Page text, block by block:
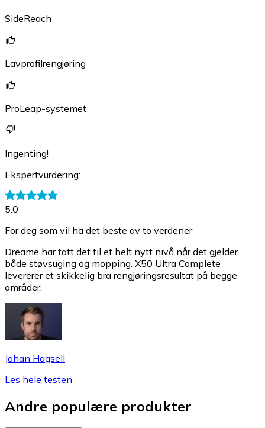
SideReach
Lavprofilrengjøring
ProLeap-systemet
Ingenting!
Ekspertvurdering:
5.0
For deg som vil ha det beste av to verdener
Dreame har tatt det til et helt nytt nivå når det gjelder
både støvsuging og mopping. X50 Ultra Complete
levererer et skikkelig bra rengjøringsresultat på begge
områder.
Johan Hagsell
Les hele testen
Andre populære produkter